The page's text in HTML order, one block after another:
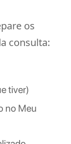
os
consulta:
tiver)
no Meu